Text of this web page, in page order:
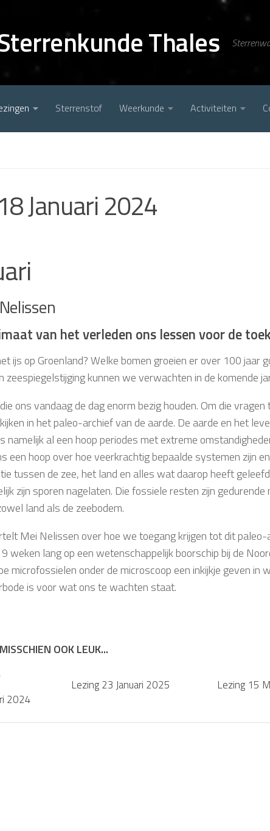
Thales
Sterrenstof Weerkunde Activiteiten
Januari 2024
van het verleden ons lessen voor de
ijs op Groenland? Welke bomen groeien er over 100 jaar
zeespiegelstijging kunnen we verwachten in de komende
ons vandaag de dag enorm bezig houden. Om die
in het paleo-archief van de aarde. De aarde en het
namelijk al een hoop periodes met extreme
een hoop over hoe veerkrachtig bepaalde systemen zijn
tussen de zee, het land en alles wat daarop heeft
zijn sporen nagelaten. Die fossiele resten zijn gedurende
land als de zeebodem.
Mei Nelissen over hoe we toegang krijgen tot dit paleo-
weken lang op een wetenschappelijk boorschip bij de
microfossielen onder de microscoop een inkijkje geven in
is voor wat ons te wachten staat.
OOK LEUK...
2024
Lezing 23 Januari 2025 Lezing 15